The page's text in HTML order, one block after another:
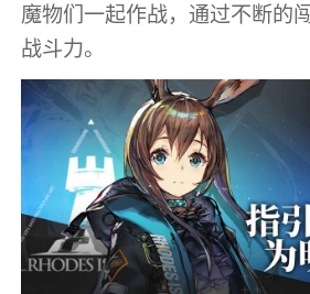
魔物们一起作战，通过不断的
战斗力。